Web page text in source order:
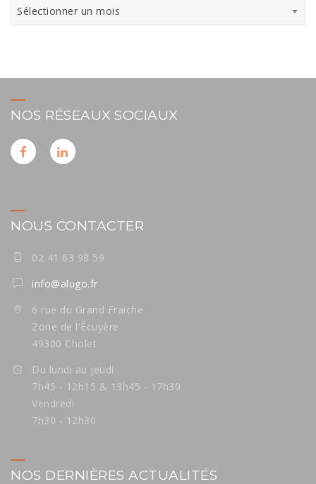
Sélectionner un mois
NOS RÉSEAUX SOCIAUX
NOUS CONTACTER
02 41 63 98 59
info@alugo.fr
6 rue du Grand Fraiche
Zone de l'Écuyère
49300 Cholet
Du lundi au jeudi
7h45 - 12h15 & 13h45 - 17h30
Vendredi
7h30 - 12h30
NOS DERNIÈRES ACTUALITÉS